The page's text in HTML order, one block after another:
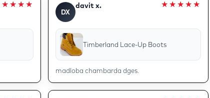
DX
davit x.
Timberland Lace-Up Boots
madloba chambarda dges.